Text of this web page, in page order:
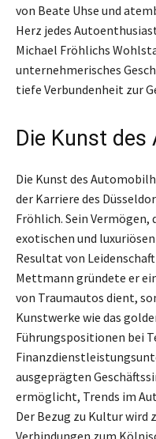
von Beate Uhse und
Herz jedes
Michael Fröhlichs
unternehmerisches
tiefe Verbundenheit zur
Die Kunst
Die Kunst des
der Karriere des
Fröhlich. Sein Vermögen,
exotischen und
Resultat von
Mettmann gründete er
von Traumautos dient,
Kunstwerke wie das
Führungspositionen bei
ausgeprägten
ermöglicht, Trends im
Der Bezug zu Kultur wird